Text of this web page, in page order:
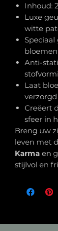
Inhoud:
Luxe
witte
Anti-
Laat
Creëert
sfeer in
Breng uw
leven met
Karma en
stijlvol en